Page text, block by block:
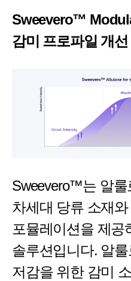
Sweevero™
감미 프로파일 개선
Sweevero™는 알룰
차세대 당류 소재
포뮬레이션을 제공
솔루션입니다. 알
저감을 위한 감미